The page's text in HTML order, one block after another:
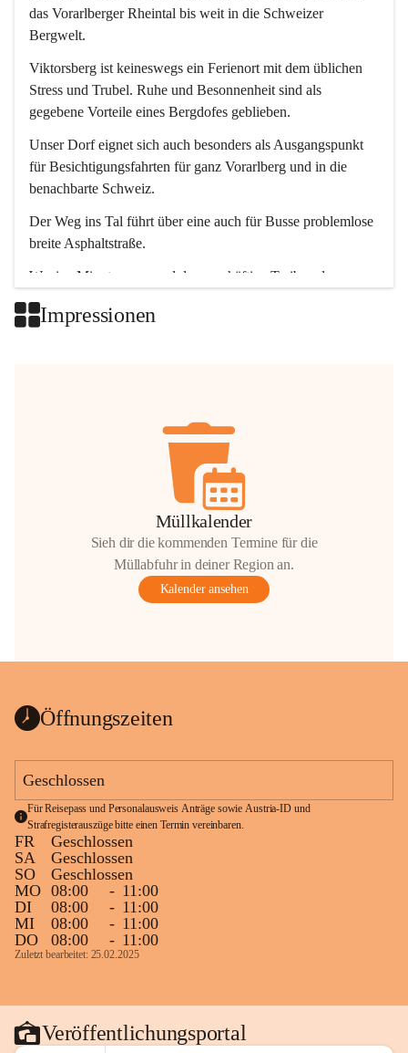
das Vorarlberger Rheintal bis weit in die Schweizer
Bergwelt.
Viktorsberg ist keineswegs ein Ferienort mit dem üblichen
Stress und Trubel. Ruhe und Besonnenheit sind als
gegebene Vorteile eines Bergdofes geblieben.
Unser Dorf eignet sich auch besonders als Ausgangspunkt
für Besichtigungsfahrten für ganz Vorarlberg und in die
benachbarte Schweiz.
Der Weg ins Tal führt über eine auch für Busse problemlose
breite Asphaltstraße.
Wenige Minuten nur, und das geschäftige Treiben der
Impressionen
Müllkalender
Sieh dir die kommenden Termine für die
Müllabfuhr in deiner Region an.
Kalender ansehen
Öffnungszeiten
Geschlossen
Für Reisepass und Personalausweis Anträge sowie Austria-ID und
Strafregisterauszüge bitte einen Termin vereinbaren.
FR
Geschlossen
SA
Geschlossen
SO
Geschlossen
MO 08:00 - 11:00
DI
08:00 - 11:00
MI
08:00 - 11:00
DO
08:00 - 11:00
Zuletzt bearbeitet: 25.02.2025
Veröffentlichungsportal